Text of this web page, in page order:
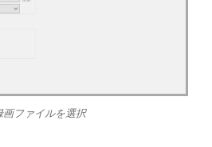
画ファイルを選択